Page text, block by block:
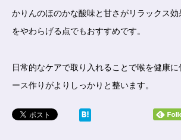
かりんのほのかな酸味と甘さがリラックス
をやわらげる点でもおすすめです。
日常的なケアで取り入れることで喉を健康
ース作りがよりしっかりと整います。